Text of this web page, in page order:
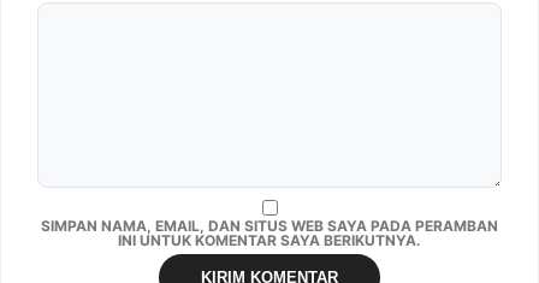
SIMPAN NAMA, EMAIL, DAN SITUS WEB SAYA PADA PERAMBAN
INI UNTUK KOMENTAR SAYA BERIKUTNYA.